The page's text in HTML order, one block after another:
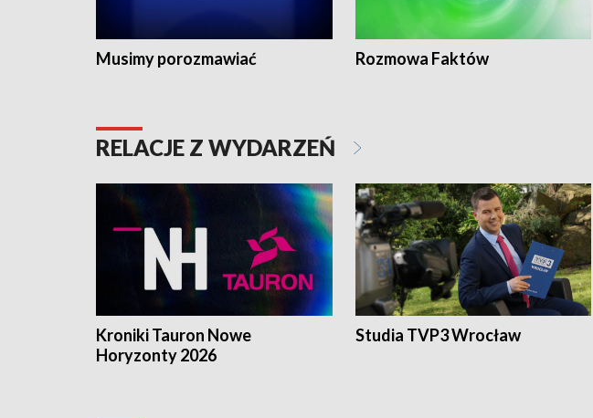
Musimy porozmawiać Rozmowa Faktów
RELACJE Z WYDARZEŃ
Kroniki Tauron Nowe
Horyzonty 2026
Studia TVP3 Wrocław